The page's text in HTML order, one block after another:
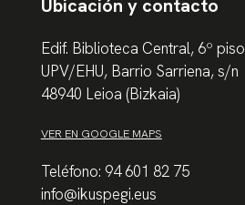
Ubicación y contacto
Edif. Biblioteca Central, 6º piso
UPV/EHU, Barrio Sarriena, s/n
48940 Leioa (Bizkaia)
VER EN GOOGLE MAPS
Teléfono: 94 601 82 75
info@ikuspegi.eus